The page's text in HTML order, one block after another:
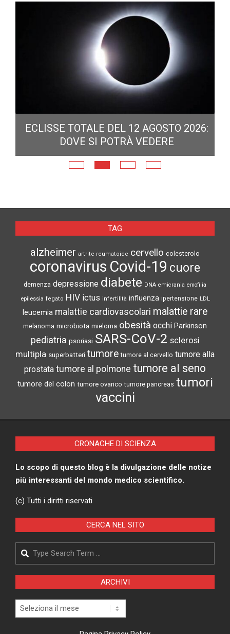
ECLISSE TOTALE DEL 12 AGOSTO 2026:
DOVE SI POTRÀ VEDERE
TAG
alzheimer artrite reumatoide cervello colesterolo
coronavirus Covid-19 cuore
demenza depressione diabete DNA emicrania emofilia
epilessia fegato HIV ictus infertilità influenza ipertensione LDL
leucemia malattie cardiovascolari malattie rare
melanoma microbiota mieloma obesità occhi Parkinson
pediatria psoriasi SARS-CoV-2 sclerosi
multipla superbatteri tumore tumore al cervello tumore alla
prostata tumore al polmone tumore al seno
tumore del colon tumore ovarico tumore pancreas tumori
vaccini
CRONACHE DI SCIENZA
Lo scopo di questo blog è la divulgazione delle notize
più interessanti del mondo medico scientifico.
(c) Tutti i diritti riservati
CERCA NEL SITO
Search
ARCHIVI
Archivi